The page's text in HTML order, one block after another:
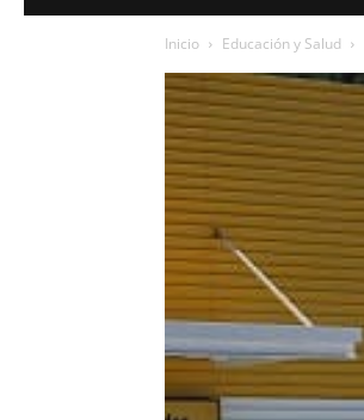
Inicio Educación y Salud